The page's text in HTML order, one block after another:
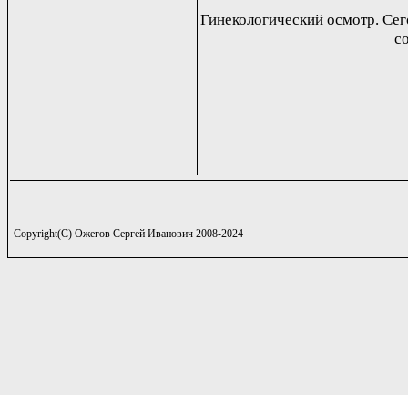
Гинекологический осмотр.
Copyright(C) Ожегов Сергей Иванович 2008-2024